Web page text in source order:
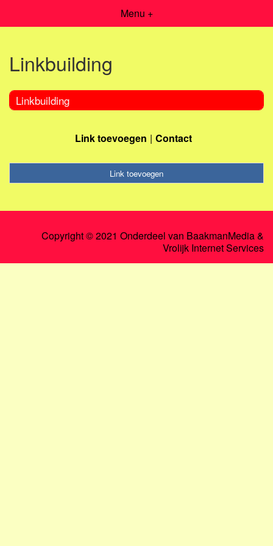
Menu +
Linkbuilding
Linkbuilding
Link toevoegen Contact
Link toevoegen
Copyright © 2021 Onderdeel van BaakmanMedia&
Vrolijk Internet Services